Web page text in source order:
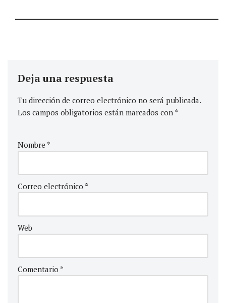
Deja una respuesta
Tu dirección de correo electrónico no será publicada.
Los campos obligatorios están marcados con *
Nombre *
Correo electrónico *
Web
Comentario *